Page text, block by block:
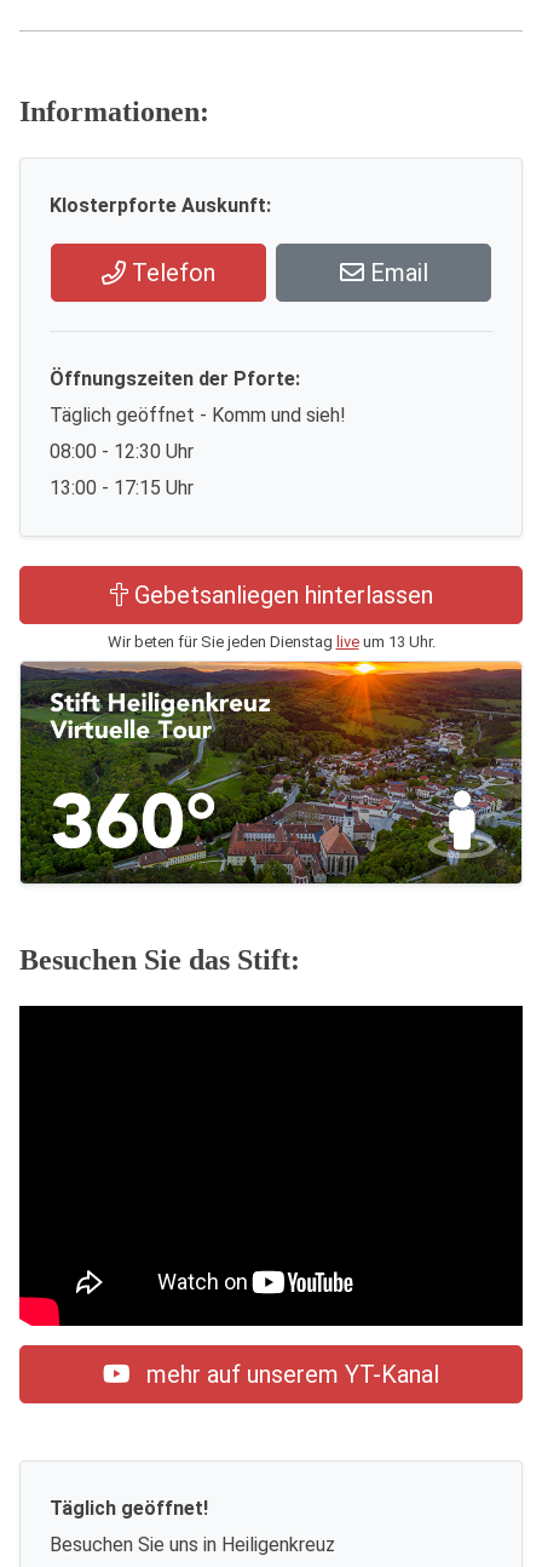
Informationen:
Klosterpforte Auskunft:
Telefon Email
Öffnungszeiten der Pforte:
Täglich geöffnet - Komm und sieh!
08:00 - 12:30 Uhr
13:00 - 17:15 Uhr
Gebetsanliegen hinterlassen
Wir beten für Sie jeden Dienstag liveum 13 Uhr.
Besuchen Sie das Stift:
mehr auf unserem YT-Kanal
Täglich geöffnet!
Besuchen Sie uns in Heiligenkreuz